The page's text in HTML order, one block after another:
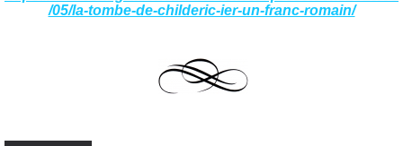
/05/la-tombe-de-childeric-ier-un-franc-romain/